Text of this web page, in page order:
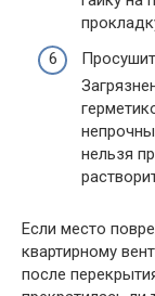
нельзя
Если место
квартирному
после